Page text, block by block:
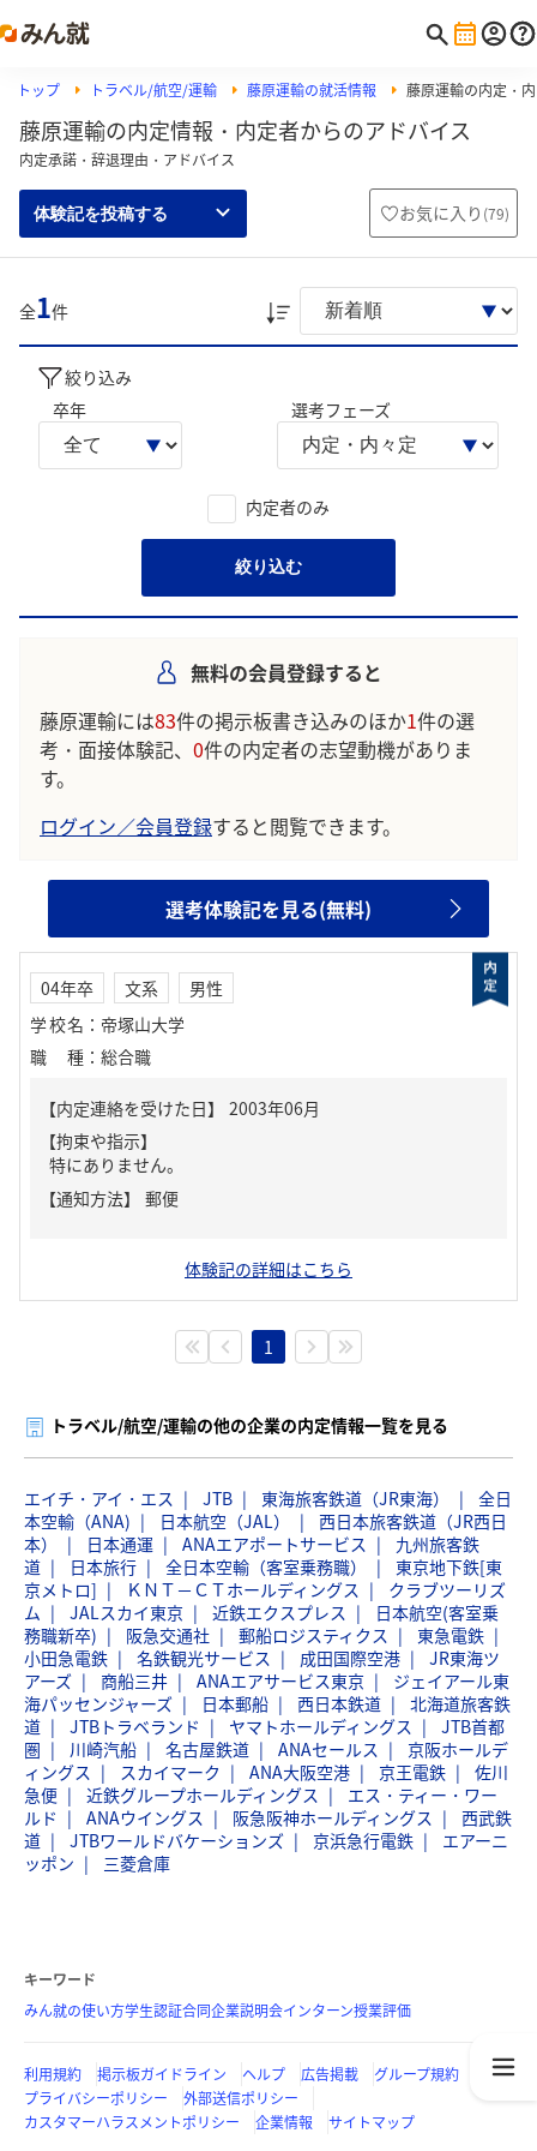
トップ トラベル/航空/運輸 藤原運輸の就活情報 藤原運輸の内定・
藤原運輸の内定情報・内定者からのアドバイス
内定承諾・辞退理由・アドバイス
体験記を投稿する お気に入り (79)
全1件
絞り込み
卒年
選考フェーズ
内定者のみ
絞り込む
無料の会員登録すると
藤原運輸には83件の掲示板書き込みのほか1件の選
考・面接体験記、 0件の内定者の志望動機がありま
す。
ログイン／会員登録すると閲覧できます。
選考体験記を見る(無料)
04年卒 文系
男性
学校名 ： 帝塚山大学
職種 ： 総合職
【内定連絡を受けた日】
2003年06月
【拘束や指示】
特にありません。
【通知方法】
郵便
体験記の詳細はこちら
1
トラベル/航空/運輸の他の企業の内定情報一覧を見る
エイチ・アイ・エス JTB 東海旅客鉄道（JR東海）
全日
本空輸（ANA)
日本航空（JAL）
西日本旅客鉄道（JR西日
本）
日本通運 ANAエアポートサービス
九州旅客鉄
道
日本旅行 全日本空輸（客室乗務職）
東京地下鉄[東
京メトロ]
ＫＮＴ－ＣＴホールディングス
クラブツーリズ
ム
JALスカイ東京 近鉄エクスプレス
日本航空(客室乗
務職新卒)
阪急交通社 郵船ロジスティクス
東急電鉄
小田急電鉄
名鉄観光サービス 成田国際空港
JR東海ツ
アーズ
商船三井 ANAエアサービス東京
ジェイアール東
海パッセンジャーズ
日本郵船 西日本鉄道
北海道旅客鉄
道
JTBトラベランド ヤマトホールディングス
JTB首都
圏
川崎汽船 名古屋鉄道 ANAセールス
京阪ホールデ
ィングス
スカイマーク ANA大阪空港 京王電鉄
佐川
急便
近鉄グループホールディングス
エス・ティー・ワー
ルド
ANAウイングス 阪急阪神ホールディングス
西武鉄
道
JTBワールドバケーションズ 京浜急行電鉄
エアーニ
ッポン
三菱倉庫
キーワード
みん就の使い方学生認証合同企業説明会インターン授業評価
利用規約 掲示板ガイドライン ヘルプ 広告掲載
グループ規約
プライバシーポリシー
外部送信ポリシー
カスタマーハラスメントポリシー
企業情報 サイトマップ